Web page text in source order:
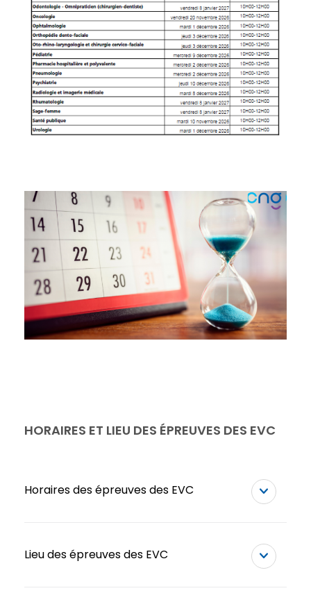
HORAIRES ET LIEU DES ÉPREUVES DES EVC
Horaires des épreuves des EVC
Lieu des épreuves des EVC